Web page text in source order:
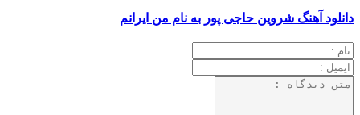
دانلود آهنگ شروین حاجی پور به نام من ایرانم